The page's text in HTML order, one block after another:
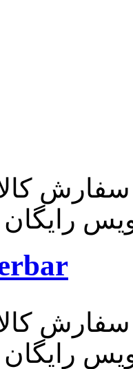
کالا:
کالا: